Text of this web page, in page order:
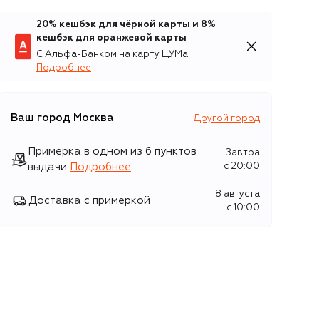
20% кешбэк для чёрной карты и 8%
кешбэк для оранжевой карты
С Альфа-Банком на карту ЦУМа
Подробнее
Ваш город Москва Другой город
Примерка в одном из 6 пунктов
выдачи
Подробнее
Завтра
c 20:00
Доставка с примеркой
8 августа
c 10:00